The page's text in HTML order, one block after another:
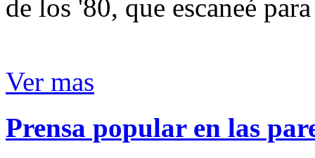
de los '80, que escaneé
Ver mas
Prensa popular en las